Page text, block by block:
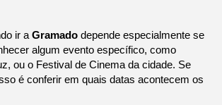
ir a Gramado depende especialmente se
algum evento específico, como
ou o Festival de Cinema da cidade. Se
é conferir em quais datas acontecem os